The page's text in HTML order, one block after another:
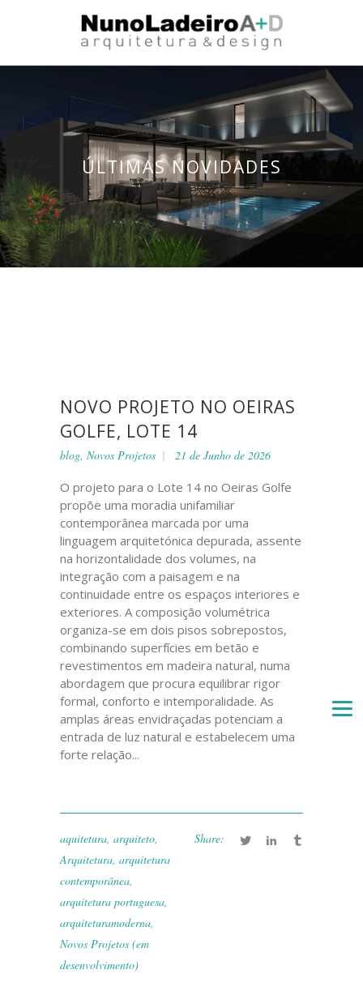
ÚLTIMAS NOVIDADES
NOVO PROJETO NO OEIRAS
GOLFE, LOTE 14
blog, Novos Projetos 21 de Junho de 2026
O projeto para o Lote 14 no Oeiras Golfe
propõe uma moradia unifamiliar
contemporânea marcada por uma
linguagem arquitetónica depurada, assente
na horizontalidade dos volumes, na
integração com a paisagem e na
continuidade entre os espaços interiores e
exteriores. A composição volumétrica
organiza-se em dois pisos sobrepostos,
combinando superfícies em betão e
revestimentos em madeira natural, numa
abordagem que procura equilibrar rigor
formal, conforto e intemporalidade. As
amplas áreas envidraçadas potenciam a
entrada de luz natural e estabelecem uma
forte relação...
aquitetura, arquiteto,
Arquitetura, arquitetura
contemporânea,
arquitetura portuguesa,
arquiteturamoderna,
Novos Projetos (em
desenvolvimento)
Share: